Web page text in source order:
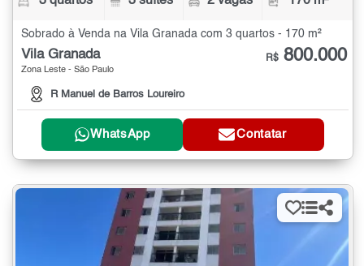
Sobrado à Venda na Vila Granada com 3 quartos - 170 m²
Vila Granada
Zona Leste - São Paulo
R Manuel de Barros Loureiro
R$ 800.000
WhatsApp Contatar